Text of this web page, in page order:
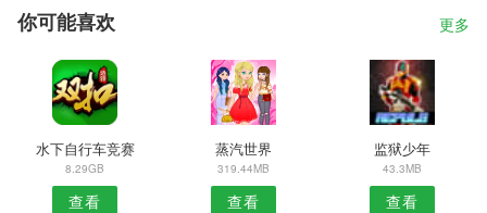
你可能喜欢 更多
水下自行车竞赛
8.29GB
查看
蒸汽世界
319.44MB
查看
监狱少年
43.3MB
查看